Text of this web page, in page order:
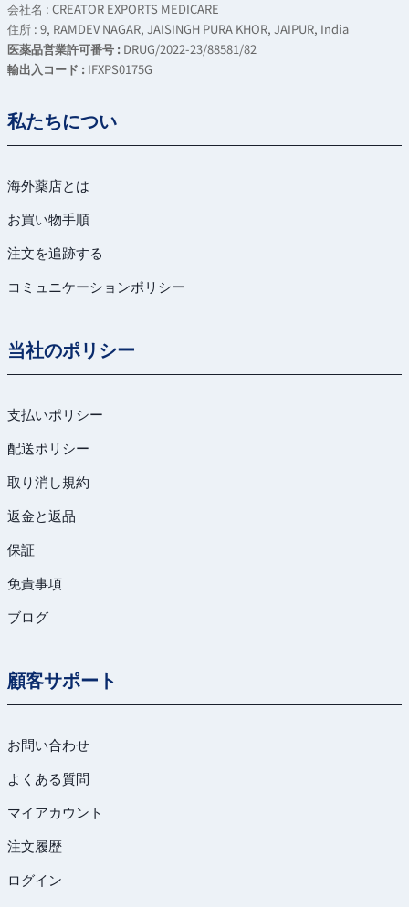
会社名 : CREATOR EXPORTS MEDICARE
住所 : 9, RAMDEV NAGAR, JAISINGH PURA KHOR, JAIPUR, India
医薬品営業許可番号 : DRUG/2022-23/88581/82
輸出入コード : IFXPS0175G
私たちについ
海外薬店とは
お買い物手順
注文を追跡する
コミュニケーションポリシー
当社のポリシー
支払いポリシー
配送ポリシー
取り消し規約
返金と返品
保証
免責事項
ブログ
顧客サポート
お問い合わせ
よくある質問
マイアカウント
注文履歴
ログイン